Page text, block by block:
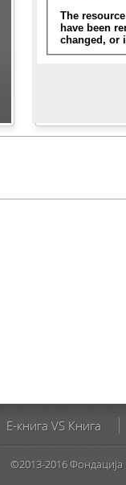
E-книга VS Книга
©2013-2016